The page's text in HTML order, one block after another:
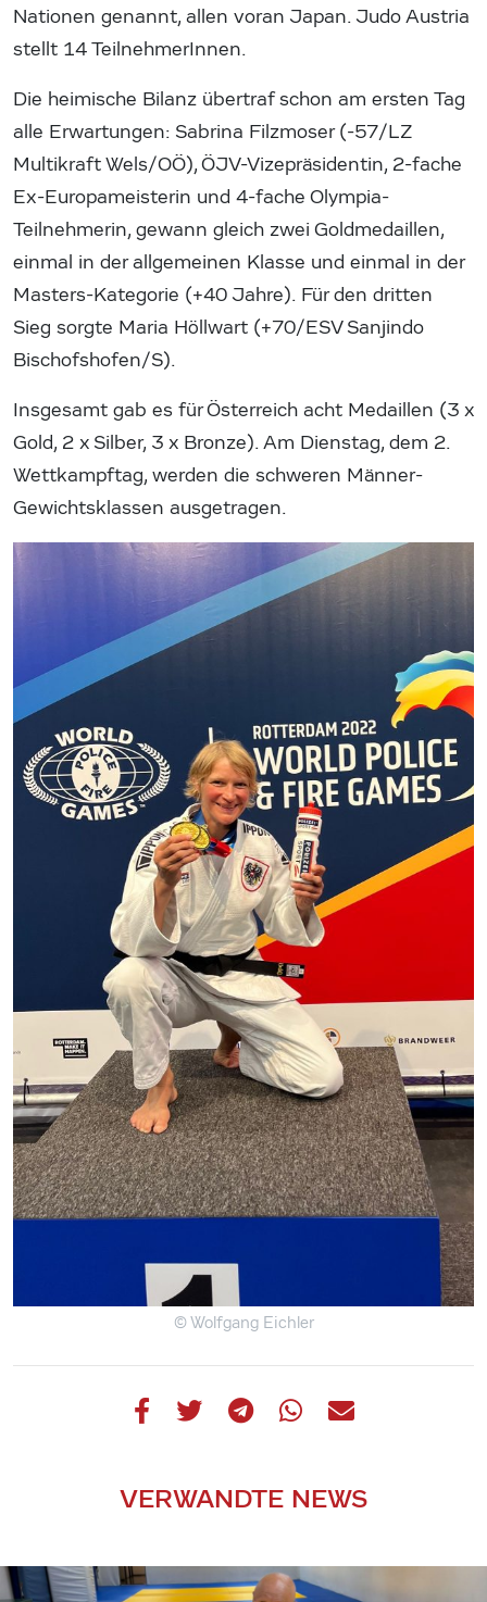
Nationen genannt, allen voran Japan. Judo Austria
stellt 14 TeilnehmerInnen.
Die heimische Bilanz übertraf schon am ersten Tag
alle Erwartungen: Sabrina Filzmoser (-57/LZ
Multikraft Wels/OÖ), ÖJV-Vizepräsidentin, 2-fache
Ex-Europameisterin und 4-fache Olympia-
Teilnehmerin, gewann gleich zwei Goldmedaillen,
einmal in der allgemeinen Klasse und einmal in der
Masters-Kategorie (+40 Jahre). Für den dritten
Sieg sorgte Maria Höllwart (+70/ESV Sanjindo
Bischofshofen/S).
Insgesamt gab es für Österreich acht Medaillen (3 x
Gold, 2 x Silber, 3 x Bronze). Am Dienstag, dem 2.
Wettkampftag, werden die schweren Männer-
Gewichtsklassen ausgetragen.
© Wolfgang Eichler
VERWANDTE NEWS